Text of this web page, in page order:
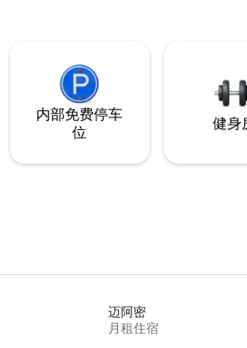
内部免费停车
位
健身
迈阿密
月租住宿